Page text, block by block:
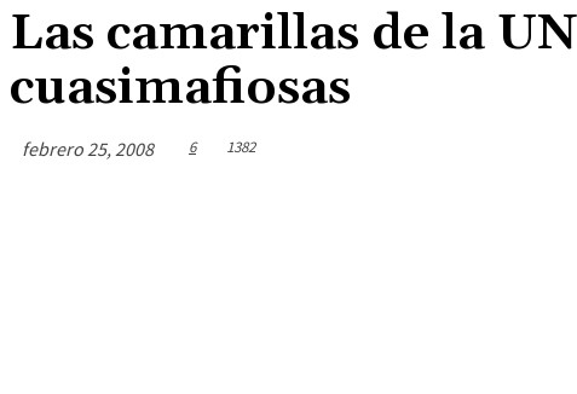
Las camarillas de la
cuasimafiosas
febrero 25, 2008 6 1382